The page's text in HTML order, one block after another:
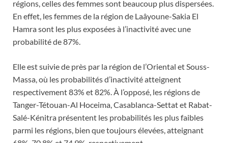
régions, celles des femmes sont beaucoup plus dispersées.
En effet, les femmes de la région de Laâyoune-Sakia El
Hamra sont les plus exposées à l’inactivité avec une
probabilité de 87%.
Elle est suivie de près par la région de l’Oriental et Souss-
Massa, où les probabilités d’inactivité atteignent
respectivement 83% et 82%. À l’opposé, les régions de
Tanger-Tétouan-Al Hoceima, Casablanca-Settat et Rabat-
Salé-Kénitra présentent les probabilités les plus faibles
parmi les régions, bien que toujours élevées, atteignant